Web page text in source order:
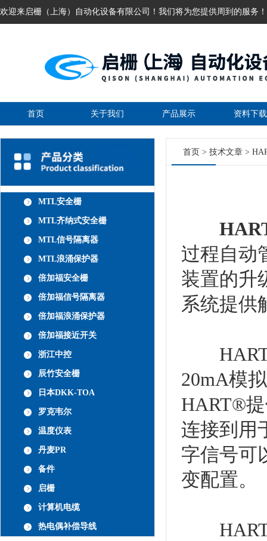
欢迎来启栅（上海）自动化设备有限公司！我们将为您提供周到的服务！
首页 关于我们 产品展示 资料下载
MTL安全栅
MTL齐纳式安全栅
MTL信号隔离器
MTL浪涌保护器
倍加福安全栅
倍加福信号隔离器
倍加福浪涌保护器
倍加福接近开关
浙江中控
辰竹安全栅
日本DKK-TOA
罗克韦尔
温度仪表
丹麦PR
备件
启栅
计算机电缆
热电偶补偿导线
首页 > 技术文章 >
过程自动
装置的升
系统提供
HART®
20mA模
HART®
连接到用
字信号可
变配置。
HART